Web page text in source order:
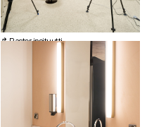
↱ Rastor insituutti